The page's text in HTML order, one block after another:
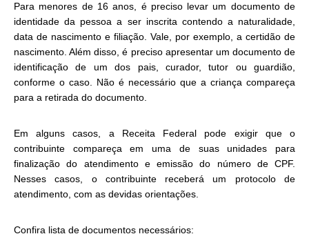
Para menores de 16 anos, é preciso levar um documento de
identidade da pessoa a ser inscrita contendo a naturalidade,
data de nascimento e filiação. Vale, por exemplo, a certidão de
nascimento. Além disso, é preciso apresentar um documento de
identificação de um dos pais, curador, tutor ou guardião,
conforme o caso. Não é necessário que a criança compareça
para a retirada do documento.
Em alguns casos, a Receita Federal pode exigir que o
contribuinte compareça em uma de suas unidades para
finalização do atendimento e emissão do número de CPF.
Nesses casos, o contribuinte receberá um protocolo de
atendimento, com as devidas orientações.
Confira lista de documentos necessários: